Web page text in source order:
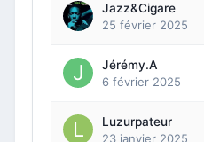
Jazz&Cigare
25 février 2025
Jérémy.A
6 février 2025
Luzurpateur
23 janvier 2025